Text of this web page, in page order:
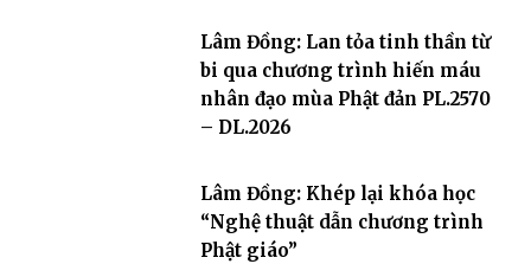
Lâm Đồng: Lan tỏa tinh thần từ
bi qua chương trình hiến máu
nhân đạo mùa Phật đản PL.2570
– DL.2026
Lâm Đồng: Khép lại khóa học
“Nghệ thuật dẫn chương trình
Phật giáo”